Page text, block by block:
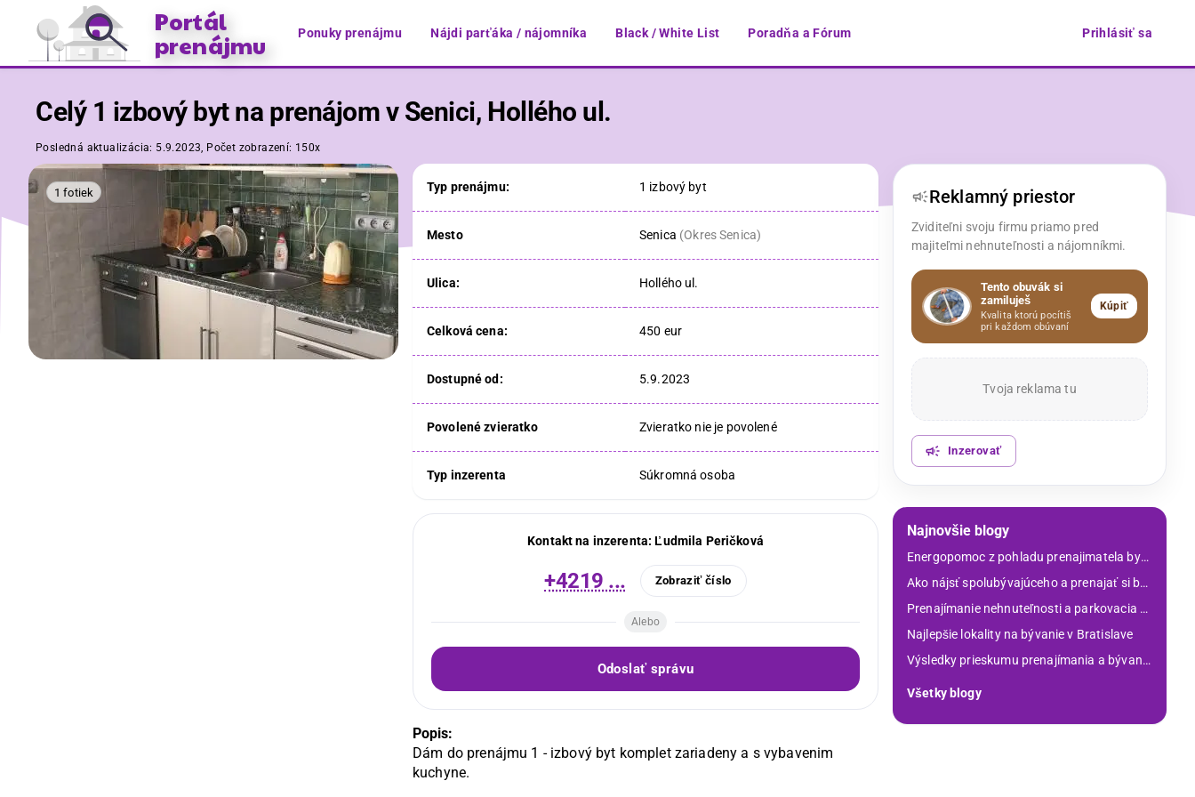
Portál
prenájmu Ponuky prenájmu Nájdi parťáka / nájomníka Black / White List Poradňa a Fórum Prihlásiť sa
Celý 1 izbový byt na prenájom v Senici, Hollého ul.
Posledná aktualizácia: 5.9.2023, Počet zobrazení: 150x
1 fotiek Typ prenájmu: 1 izbový byt
Mesto Senica (Okres Senica)
Ulica: Hollého ul.
Celková cena: 450 eur
Dostupné od: 5.9.2023
Povolené zvieratko Zvieratko nie je povolené
Typ inzerenta Súkromná osoba
Kontakt na inzerenta: Ľudmila Peričková
+4219 ... Zobraziť číslo
Alebo
Odoslať správu
Popis:
Dám do prenájmu 1 - izbový byt komplet zariadeny a s vybavenim
kuchyne.
Reklamný priestor
Zviditeľni svoju firmu priamo pred
majiteľmi nehnuteľnosti a nájomníkmi.
Tento obuvák si
zamiluješ
Kvalita ktorú pocítiš
pri každom obúvaní
Kúpiť
Tvoja reklama tu
Inzerovať
Najnovšie blogy
Energopomoc z pohladu prenajimatela bytu v roku 2026
Ako nájsť spolubývajúceho a prenajať si byt spolu
Prenajímanie nehnuteľnosti a parkovacia politika v Bratislave
Najlepšie lokality na bývanie v Bratislave
Výsledky prieskumu prenajímania a bývania
Všetky blogy